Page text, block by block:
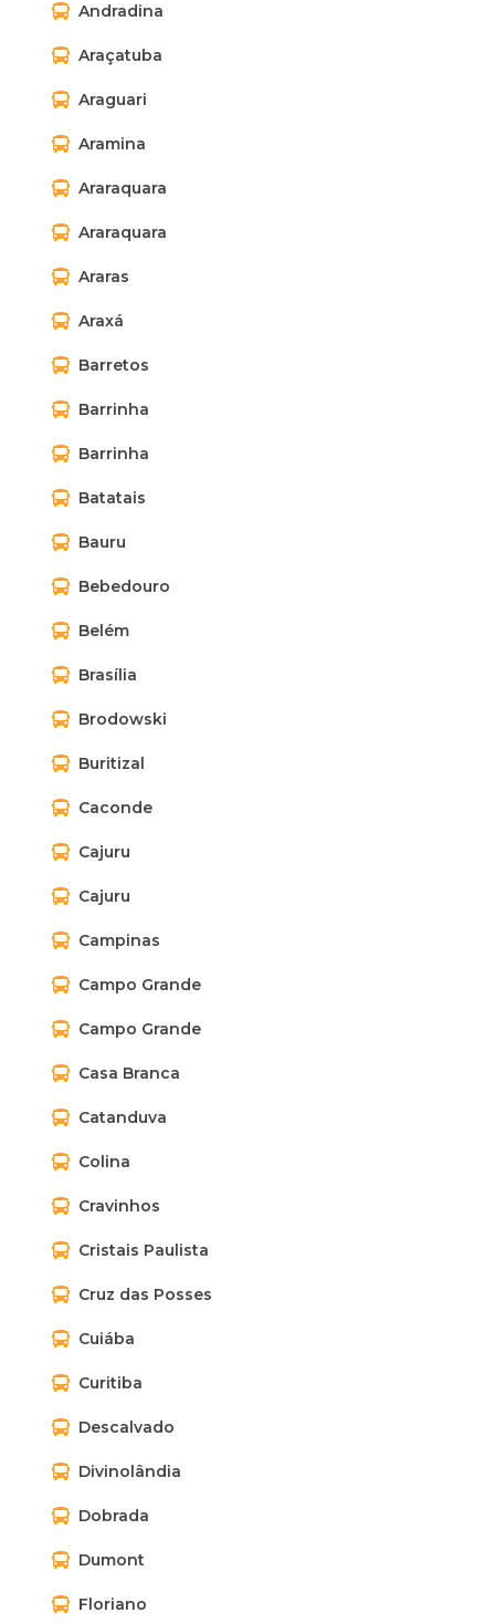
Andradina
Araçatuba
Araguari
Aramina
Araraquara
Araraquara
Araras
Araxá
Barretos
Barrinha
Barrinha
Batatais
Bauru
Bebedouro
Belém
Brasília
Brodowski
Buritizal
Caconde
Cajuru
Cajuru
Campinas
Campo Grande
Campo Grande
Casa Branca
Catanduva
Colina
Cravinhos
Cristais Paulista
Cruz das Posses
Cuiába
Curitiba
Descalvado
Divinolândia
Dobrada
Dumont
Floriano